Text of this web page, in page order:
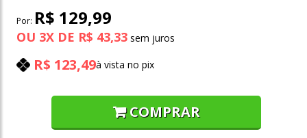
Por: R$ 129,99
OU 3X DE R$ 43,33
R$ 123,49à vista no pix
COMPRAR